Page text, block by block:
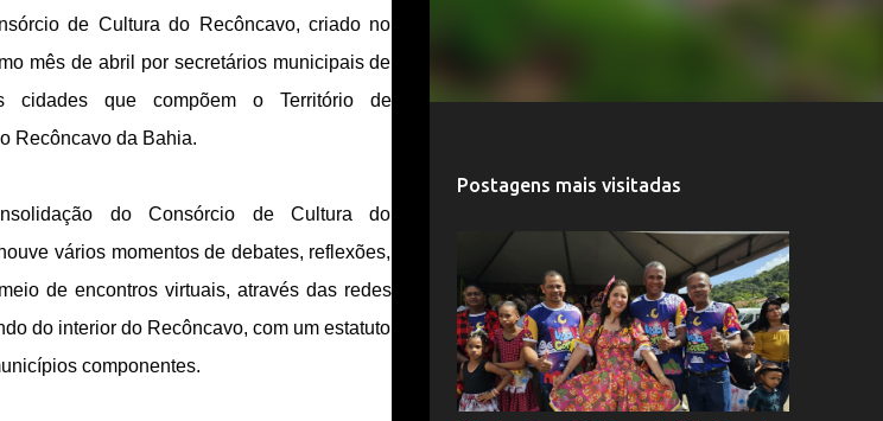
de Cultura do Recôncavo, criado no
mês de abril por secretários municipais de
cidades que compõem o Território de
Recôncavo da Bahia.
do Consórcio de Cultura do
vários momentos de debates, reflexões,
de encontros virtuais, através das redes
do interior do Recôncavo, com um estatuto
componentes.
Postagens mais visitadas